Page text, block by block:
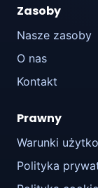
Zasoby
Nasze zasoby
O nas
Kontakt
Prawny
Warunki
Polityka